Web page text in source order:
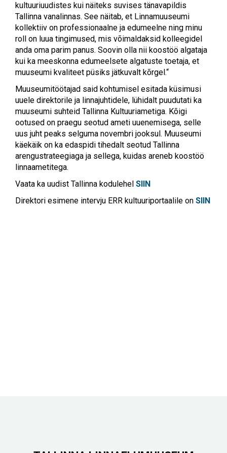
kultuuriuudistes kui näiteks suvises tänavapildis
Tallinna vanalinnas. See näitab, et Linnamuuseumi
kollektiiv on professionaalne ja edumeelne ning minu
roll on luua tingimused, mis võimaldaksid kolleegidel
anda oma parim panus. Soovin olla nii koostöö algataja
kui ka meeskonna edumeelsete algatuste toetaja, et
muuseumi kvaliteet püsiks jätkuvalt kõrgel.“
Muuseumitöötajad said kohtumisel esitada küsimusi
uuele direktorile ja linnajuhtidele, lühidalt puudutati ka
muuseumi suhteid Tallinna Kultuuriametiga. Kõigi
ootused on praegu seotud ameti uuenemisega, selle
uus juht peaks selguma novembri jooksul. Muuseumi
käekäik on ka edaspidi tihedalt seotud Tallinna
arengustrateegiaga ja sellega, kuidas areneb koostöö
linnaametitega.
Vaata ka uudist Tallinna kodulehel SIIN
Direktori esimene intervju ERR kultuuriportaalile on SIIN